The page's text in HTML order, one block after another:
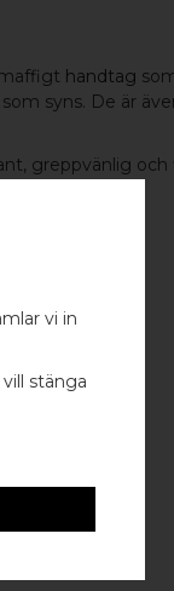
handtag
syns. De är
greppvänlig
vi in
stänga